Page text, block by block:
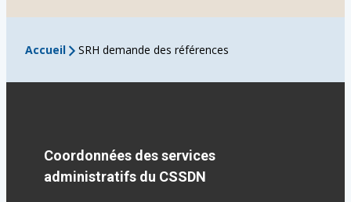
Accueil SRH demande des références
Coordonnées des services
administratifs du CSSDN